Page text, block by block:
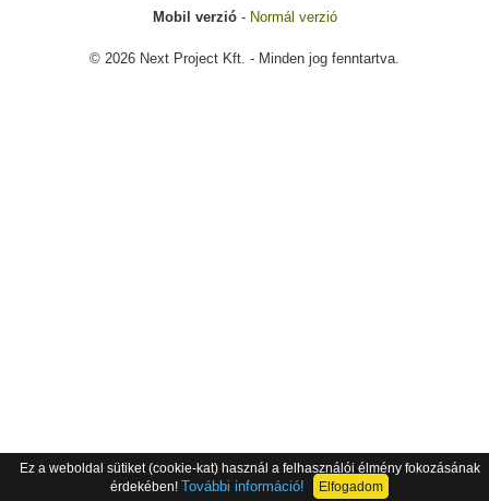
Mobil verzió- Normál verzió
© 2026 Next Project Kft. - Minden jog fenntartva.
Ez a weboldal sütiket (cookie-kat) használ a felhasználói élmény fokozásának
érdekében! További információ! Elfogadom